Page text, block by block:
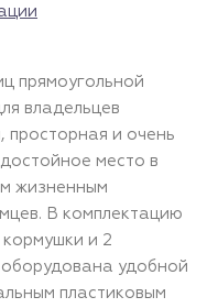
прямоугольной
владельцев
просторная и очень
место в
жизненным
В комплектацию
кормушки и 2
удобной
пластиковым